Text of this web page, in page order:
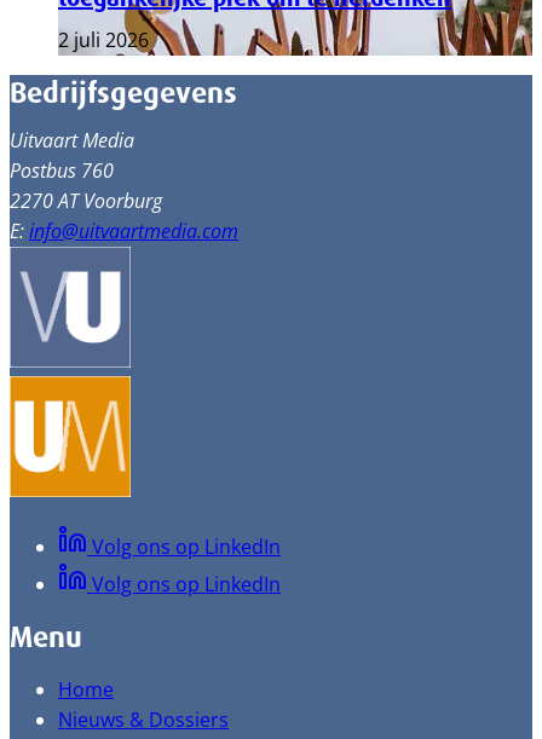
2 juli 2026
Bedrijfsgegevens
Uitvaart Media
Postbus 760
2270 AT Voorburg
E:info@uitvaartmedia.com
Volg ons op LinkedIn
Volg ons op LinkedIn
Menu
Home
Nieuws & Dossiers